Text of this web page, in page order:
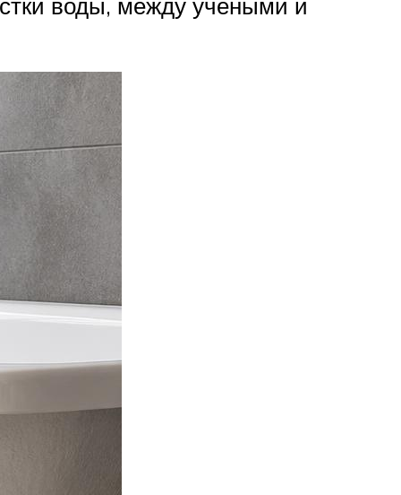
воды, между учёными и